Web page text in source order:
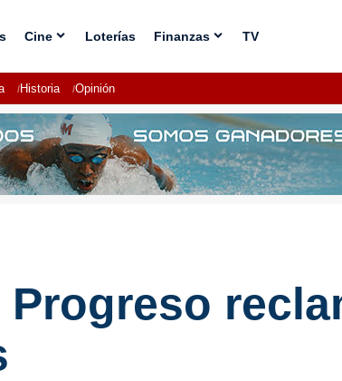
Cine Loterías Finanzas TV
Historia Opinión